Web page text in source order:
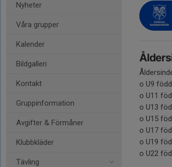
Nyheter
Våra grupper
Kalender
Bildgalleri
Kontakt
Gruppinformation
Avgifter & Förmåner
Klubbkläder
Tävling
o U9
o U11
o U13
o U15
o U17
o U19
o U22